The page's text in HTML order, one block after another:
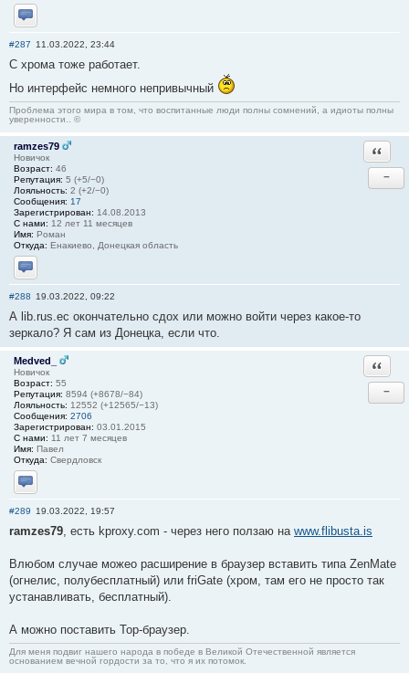
Отправить личное сообщение
#287 11.03.2022, 23:44
С хрома тоже работает.
Но интерфейс немного непривычный
Проблема этого мира в том, что воспитанные люди полны сомнений, а идиоты полны
уверенности.. ©
ramzes79
Новичок
Возраст: 46
Репутация: 5 (+5/−0)
Лояльность: 2 (+2/−0)
Сообщения: 17
Зарегистрирован: 14.08.2013
С нами: 12 лет 11 месяцев
Имя: Роман
Откуда: Енакиево, Донецкая область
Отправить личное сообщение
−
#288 19.03.2022, 09:22
А lib.rus.ec окончательно сдох или можно войти через какое-то
зеркало? Я сам из Донецка, если что.
Medved_
Новичок
Возраст: 55
Репутация: 8594 (+8678/−84)
Лояльность: 12552 (+12565/−13)
Сообщения: 2706
Зарегистрирован: 03.01.2015
С нами: 11 лет 7 месяцев
Имя: Павел
Откуда: Свердловск
Отправить личное сообщение
−
#289 19.03.2022, 19:57
ramzes79, есть kproxy.com - через него ползаю на www.flibusta.is
Влюбом случае можео расширение в браузер вставить типа ZenMate
(огнелис, полубесплатный) или friGate (хром, там его не просто так
устанавливать, бесплатный).
А можно поставить Тор-браузер.
Для меня подвиг нашего народа в победе в Великой Отечественной является
основанием вечной гордости за то, что я их потомок.